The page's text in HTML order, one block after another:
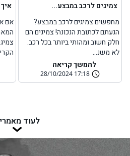
אם
צמיגים לרכב במבצע...
מחפשים צמיגים לרכב במבצע?
הגעתם לכתובת הנכונה! צמיגים הם
חלק חשוב ומהותי ביותר בכל רכב.
לא משנ...
להמשך קריאה
28/10/2024 17:18
לעוד